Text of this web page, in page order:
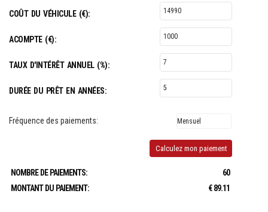
COÛT DU VÉHICULE (€):
ACOMPTE (€):
TAUX D'INTÉRÊT ANNUEL (%):
DURÉE DU PRÊT EN ANNÉES:
Fréquence des paiements:
Calculez mon paiement
NOMBRE DE PAIEMENTS:
60
MONTANT DU PAIEMENT:
€ 89.11